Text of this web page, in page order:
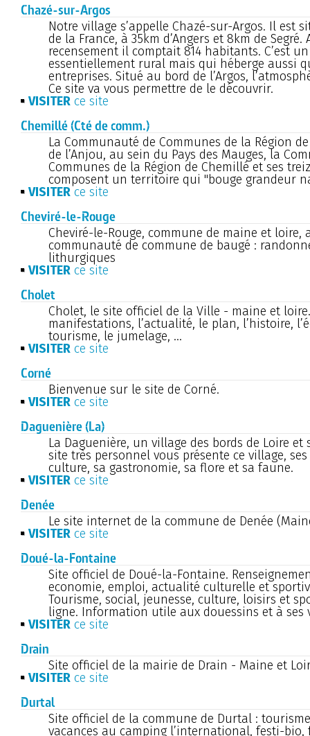
Chazé-sur-Argos
Notre village s’appelle Chazé-sur-Argos. Il est
de la France, à 35km d’Angers et 8km de
recensement il comptait 814 habitants. C’est
essentiellement rural mais qui héberge aussi
entreprises. Situé au bord de l’Argos,
Ce site va vous permettre de le découvrir.
VISITER ce site
Chemillé (Cté de comm.)
La Communauté de Communes de la Région
de l’Anjou, au sein du Pays des Mauges, la
Communes de la Région de Chemillé et ses
composent un territoire qui "bouge grandeur
VISITER ce site
Cheviré-le-Rouge
Cheviré-le-Rouge, commune de maine et loire,
communauté de commune de baugé :
lithurgiques
VISITER ce site
Cholet
Cholet, le site officiel de la Ville - maine et
manifestations, l’actualité, le plan, l’histoire,
tourisme, le jumelage, ...
VISITER ce site
Corné
Bienvenue sur le site de Corné.
VISITER ce site
Daguenière (La)
La Daguenière, un village des bords de Loire et
site très personnel vous présente ce village,
culture, sa gastronomie, sa flore et sa faune.
VISITER ce site
Denée
Le site internet de la commune de Denée
VISITER ce site
Doué-la-Fontaine
Site officiel de Doué-la-Fontaine.
economie, emploi, actualité culturelle et
Tourisme, social, jeunesse, culture, loisirs et
ligne. Information utile aux douessins et à ses
VISITER ce site
Drain
Site officiel de la mairie de Drain - Maine et
VISITER ce site
Durtal
Site officiel de la commune de Durtal :
vacances au camping l’international, festi-bio,